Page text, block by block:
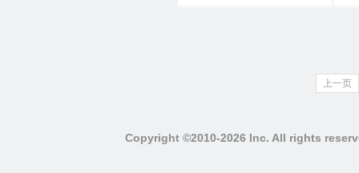
上一页
Copyright ©2010-2026 Inc. All rights